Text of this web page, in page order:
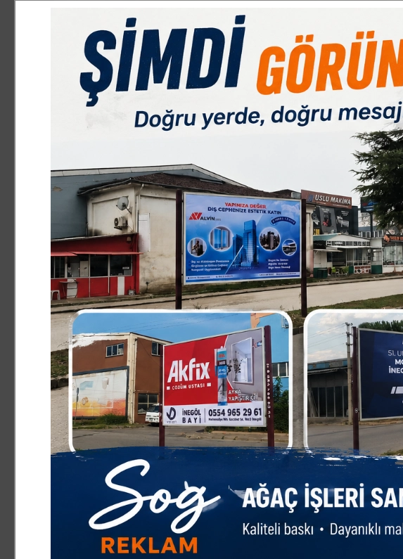
ASAYİŞ 5.06.2026 03:27:07 0
Bursa’da aileler arasında çıkan kavga büyüdü. Bıçakların çekildiği kavgada,
Olay, merkez Osmangazi ilçesi Soğanlı Mahallesi’nde meydana geldi. İki
dolayı tartışma çıktı. Çıkan tartışma, kısa sürede ailelerin de dahil
yerine çok sayıda polis ve sağlık ekibi sevk edildi. Ekipler, kavgayı güçlükle
yaralanırken, Resul K. (30) ve Emre A. da yaralandı. Yaralılar, olay
hastaneye kaldırıldı. Karnından ve bacağından yaralanarak Bursa Yüksek
edilen Hakan A.’nın hayati tehlikesinin bulunduğu öğrenildi.
Olayla ilgili tahkikat başlatıldı.